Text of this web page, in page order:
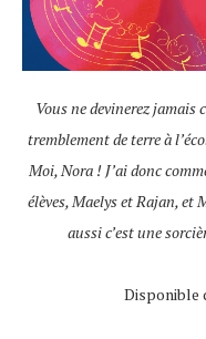
Vous ne devinerez jamais
tremblement de terre à
Moi, Nora ! J’ai donc
élèves, Maelys et Rajan, et
aussi c’est une
Disponible